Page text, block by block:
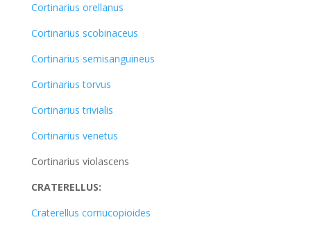
Cortinarius orellanus
Cortinarius scobinaceus
Cortinarius semisanguineus
Cortinarius torvus
Cortinarius trivialis
Cortinarius venetus
Cortinarius violascens
CRATERELLUS:
Craterellus cornucopioides